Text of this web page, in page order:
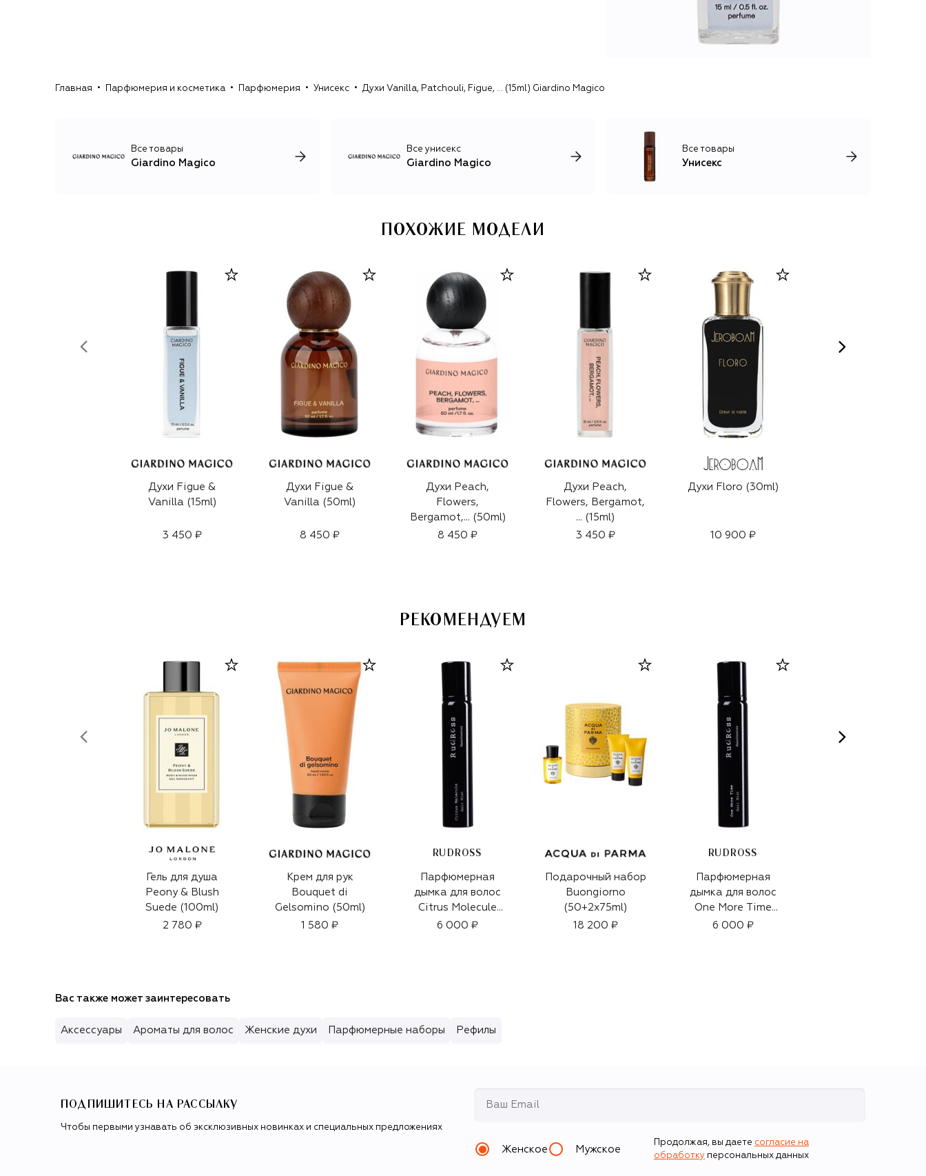
Главная Парфюмерия и косметика Парфюмерия Унисекс Духи Vanilla, Patchouli, Figue, ... (15ml) Giardino Magico
Все товары
Giardino Magico
Все унисекс
Giardino Magico
Все товары
Унисекс
ПОХОЖИЕ МОДЕЛИ
Духи Figue &
Vanilla (15ml)
3 450 ₽
Духи Figue &
Vanilla (50ml)
8 450 ₽
Духи Peach,
Flowers,
Bergamot,... (50ml)
8 450 ₽
Духи Peach,
Flowers, Bergamot,
… (15ml)
3 450 ₽
Духи Floro (30ml)
10 900 ₽
РЕКОМЕНДУЕМ
Гель для душа
Peony & Blush
Suede (100ml)
2 780 ₽
Крем для рук
Bouquet di
Gelsomino (50ml)
1 580 ₽
RUDROSS
Парфюмерная
дымка для волос
Citrus Molecule
(30ml)
6 000 ₽
Подарочный набор
Buongiorno
(50+2x75ml)
18 200 ₽
RUDROSS
Парфюмерная
дымка для волос
One More Time
(30ml)
6 000 ₽
Вас также может заинтересовать
Аксессуары Ароматы для волос Женские духи Парфюмерные наборы Рефилы
ПОДПИШИТЕСЬ НА РАССЫЛКУ
Чтобы первыми узнавать об эксклюзивных новинках и специальных предложениях
Женское Мужское
Продолжая, вы даете согласие на
обработку персональных данных